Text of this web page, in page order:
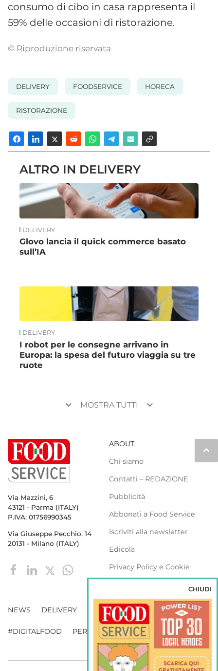
consumo di cibo in casa rappresenta il
59% delle occasioni di ristorazione.
© Riproduzione riservata
DELIVERY FOODSERVICE HORECA
RISTORAZIONE
ALTRO IN DELIVERY
DELIVERY
Glovo lancia il quick commerce basato
sull’IA
DELIVERY
I robot per le consegne arrivano in
Europa: la spesa del futuro viaggia su tre
ruote
keyboard_arrow_down MOSTRA TUTTI keyboard_arrow_down
keyboard_arrow_up
Via Mazzini, 6
43121 - Parma (ITALY)
P.IVA: 01756990345
Via Giuseppe Pecchio, 14
20131 - Milano (ITALY)
ABOUT
Chi siamo
Contatti – REDAZIONE
Pubblicità
Abbonati a Food Service
Iscriviti alla newsletter
Edicola
Privacy Policy e Cookie
NEWS DELIVERY DISTRIBUZIONE
#DIGITALFOOD PERSONE WEBINAR VENDING
CHIUDI